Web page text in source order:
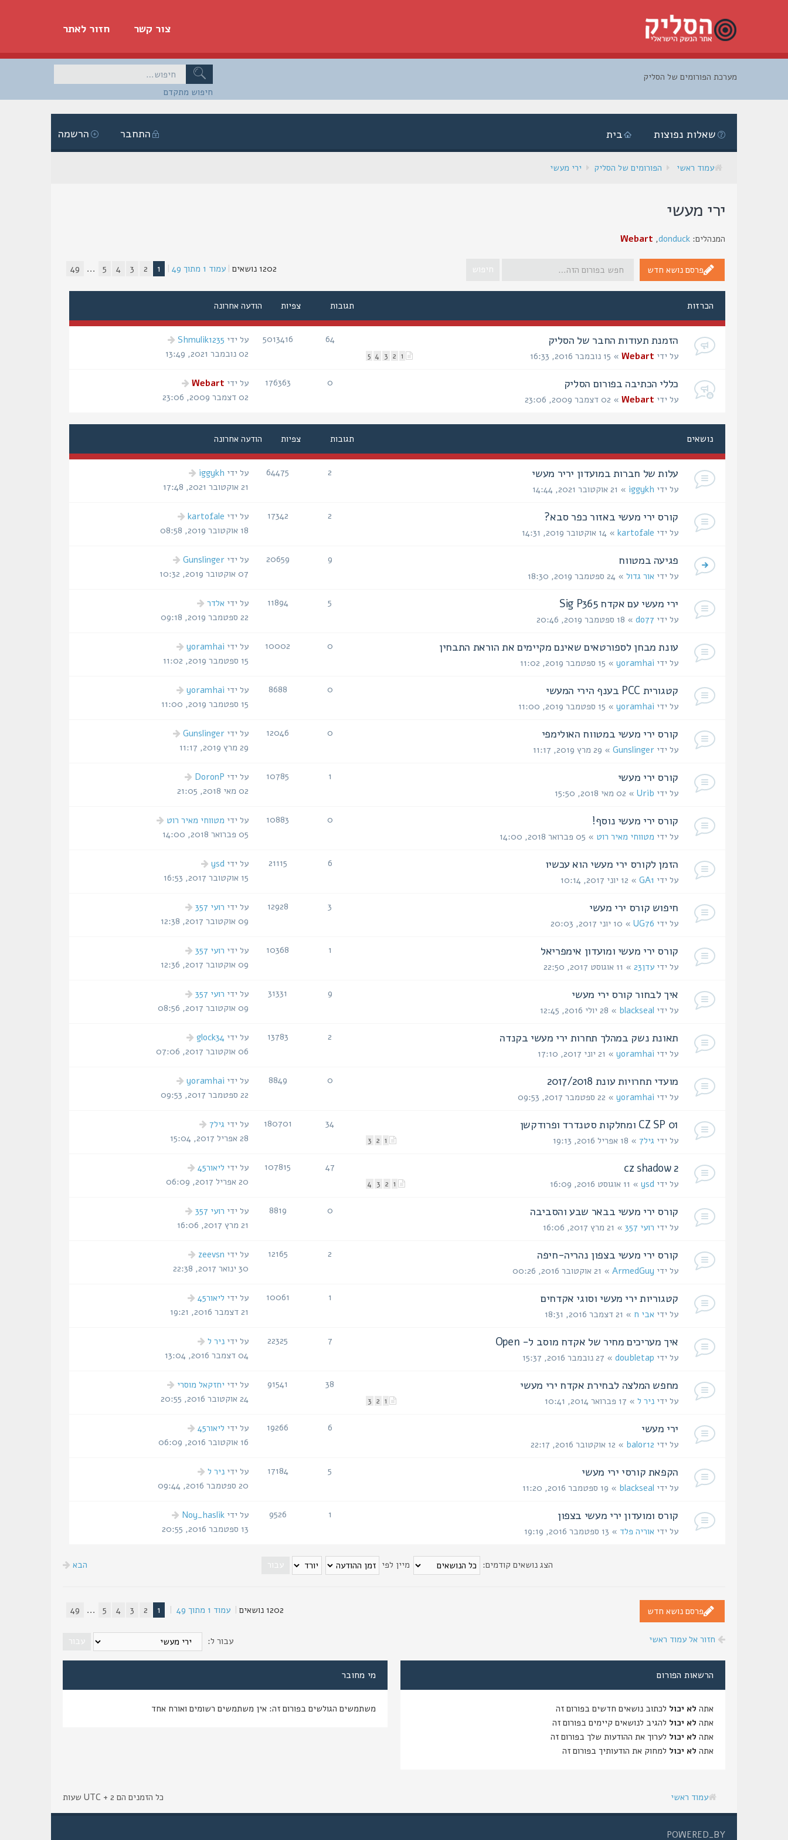
חזור לאתר צור קשר
חיפוש מתקדם
מערכת הפורומים של הסליק
הרשמה התחבר בית שאלות נפוצות
עמוד ראשי הפורומים של הסליק ירי מעשי
ירי מעשי
המנהלים: donduck
,
Webart
פרסם נושא חדש 1202 נושאים עמוד 1 מתוך 49
1
2
3
4
5
...
49
הכרזות תגובות צפיות הודעה אחרונה
הזמנת תעודות החבר של הסליק
1
2
3
4
5 על ידי Webart » 15 נובמבר 2016, 16:33
64
5013416
הודעה
אחרונה
על ידי Shmulik1235
02 נובמבר 2021, 13:49
כללי הכתיבה בפורום הסליק
על ידי Webart » 02 דצמבר 2009, 23:06
0
176363
הודעה
אחרונה
על ידי Webart
02 דצמבר 2009, 23:06
נושאים תגובות צפיות הודעה אחרונה
עלות של חברות במועדון יריר מעשי
על ידי iggykh » 21 אוקטובר 2021, 14:44
2
64475
הודעה
אחרונה
על ידי iggykh
21 אוקטובר 2021, 17:48
קורס ירי מעשי באזור כפר סבא?
על ידי kartofale » 14 אוקטובר 2019, 14:31
2
17342
הודעה
אחרונה
על ידי kartofale
18 אוקטובר 2019, 08:58
פגיעה במטווח
על ידי אור גדול » 24 ספטמבר 2019, 18:30
9
20659
הודעה
אחרונה
על ידיGunslinger
07 אוקטובר 2019, 10:32
ירי מעשי עם אקדח Sig P365
על ידי do77 » 18 ספטמבר 2019, 20:46
5
11894
הודעה
אחרונה
על ידיאלדר
22 ספטמבר 2019, 09:18
עונת מבחן לספורטאים שאינם מקיימים את הוראת התבחין
על ידי yoramhai » 15 ספטמבר 2019, 11:02
0
10002
הודעה
אחרונה
על ידי yoramhai
15 ספטמבר 2019, 11:02
קטגורית PCC בענף הירי המעשי
על ידי yoramhai » 15 ספטמבר 2019, 11:00
0
8688
הודעה
אחרונה
על ידי yoramhai
15 ספטמבר 2019, 11:00
קורס ירי מעשי במטווח האולימפי
על ידי Gunslinger » 29 מרץ 2019, 11:17
0
12046
הודעה
אחרונה
על ידיGunslinger
29 מרץ 2019, 11:17
קורס ירי מעשי
על ידי Urib » 02 מאי 2018, 15:50
1
10785
הודעה
אחרונה
על ידי DoronP
02 מאי 2018, 21:05
קורס ירי מעשי נוסף!
על ידי מטווחי מאיר רוט » 05 פברואר 2018, 14:00
0
10883
הודעה
אחרונה
על ידי מטווחי מאיר רוט
05 פברואר 2018, 14:00
הזמן לקורס ירי מעשי הוא עכשיו
על ידי GA1 » 12 יוני 2017, 10:14
6
21115
הודעה
אחרונה
על ידיysd
15 אוקטובר 2017, 16:53
חיפוש קורס ירי מעשי
על ידי UG76 » 10 יוני 2017, 20:03
3
12928
הודעה
אחרונה
על ידי רועי 357
09 אוקטובר 2017, 12:38
קורס ירי מעשי ומועדון אימפריאל
על ידי עדן23 » 11 אוגוסט 2017, 22:50
1
10368
הודעה
אחרונה
על ידי רועי 357
09 אוקטובר 2017, 12:36
איך לבחור קורס ירי מעשי
על ידי blackseal » 28 יולי 2016, 12:45
9
31331
הודעה
אחרונה
על ידי רועי 357
09 אוקטובר 2017, 08:56
תאונת נשק במהלך תחרות ירי מעשי בקנדה
על ידי yoramhai » 21 יוני 2017, 17:10
2
13783
הודעה
אחרונה
על ידיglock34
06 אוקטובר 2017, 07:06
מועדי תחרויות עונת 2017/2018
על ידי yoramhai » 22 ספטמבר 2017, 09:53
0
8849
הודעה
אחרונה
על ידי yoramhai
22 ספטמבר 2017, 09:53
CZ SP 01 ומחלקות סטנדרד ופרודקשן
1
2
3 על ידי גיל7 » 18 אפריל 2016, 19:13
34
180701
הודעה
אחרונה
על ידי גיל7
28 אפריל 2017, 15:04
cz shadow 2
1
2
3
4 על ידי ysd » 11 אוגוסט 2016, 16:09
47
107815
הודעה
אחרונה
על ידי ליאור45
20 אפריל 2017, 06:09
קורס ירי מעשי בבאר שבע והסביבה
על ידי רועי 357 » 21 מרץ 2017, 16:06
0
8819
הודעה
אחרונה
על ידי רועי 357
21 מרץ 2017, 16:06
קורס ירי מעשי בצפון נהריה-חיפה
על ידי ArmedGuy » 21 אוקטובר 2016, 00:26
2
12165
הודעה
אחרונה
על ידי zeevsn
30 ינואר 2017, 22:38
קטגוריות ירי מעשי וסוגי אקדחים
על ידי אבי ח » 21 דצמבר 2016, 18:31
1
10061
הודעה
אחרונה
על ידי ליאור45
21 דצמבר 2016, 19:21
איך מעריכים מחיר של אקדח מוסב ל- Open
על ידי doubletap » 27 נובמבר 2016, 15:37
7
22325
הודעה
אחרונה
על ידיניר ל
04 דצמבר 2016, 13:04
מחפש המלצה לבחירת אקדח ירי מעשי
1
2
3 על ידי ניר ל » 17 פברואר 2014, 10:41
38
91541
הודעה
אחרונה
על ידי יחזקאל מוסרי
24 אוקטובר 2016, 20:55
ירי מעשי
על ידי balor12 » 12 אוקטובר 2016, 22:17
6
19266
הודעה
אחרונה
על ידי ליאור45
16 אוקטובר 2016, 06:09
הקפאת קורסי ירי מעשי
על ידי blackseal » 19 ספטמבר 2016, 11:20
5
17184
הודעה
אחרונה
על ידיניר ל
20 ספטמבר 2016, 09:44
קורס ומועדון ירי מעשי בצפון
על ידי אוריה פלד » 13 ספטמבר 2016, 19:19
1
9526
הודעה
אחרונה
על ידיNoy_haslik
13 ספטמבר 2016, 20:55
הבא הצג נושאים קודמים: מיין לפי
פרסם נושא חדש 1202 נושאים עמוד 1 מתוך 49
1
2
3
4
5
...
49
חזור אל עמוד ראשי עבור ל:
מי מחובר
משתמשים הגולשים בפורום זה: אין משתמשים רשומים ואורח אחד
הרשאות הפורום
אתה לא יכול לכתוב נושאים חדשים בפורום זה
אתה לא יכול להגיב לנושאים קיימים בפורום זה
אתה לא יכול לערוך את ההודעות שלך בפורום זה
אתה לא יכול למחוק את הודעותיך בפורום זה
עמוד ראשי כל הזמנים הם UTC + 2 שעות
POWERED_BY